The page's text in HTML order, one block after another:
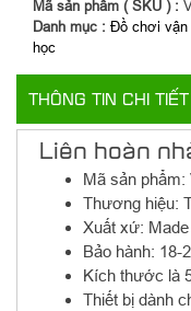
Mã sản phẩm ( SKU ) :
Danh mục : Đồ chơi vận
học
THÔNG TIN CHI TIẾT
Liên hoàn
Mã sản phẩm:
Thương hiệu:
Xuất xứ: Made
Bảo hành: 18-
Kích thước là
Thiết bị dành